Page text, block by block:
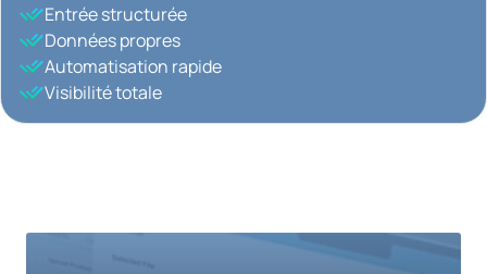
Entrée structurée
Données propres
Automatisation rapide
Visibilité totale